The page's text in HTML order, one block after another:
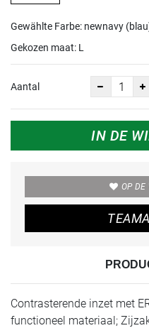
Gewählte Farbe: newnavy
Gekozen maat: L
Aantal
IN DE
OP DE
Contrasterende inzet met
functioneel materiaal;